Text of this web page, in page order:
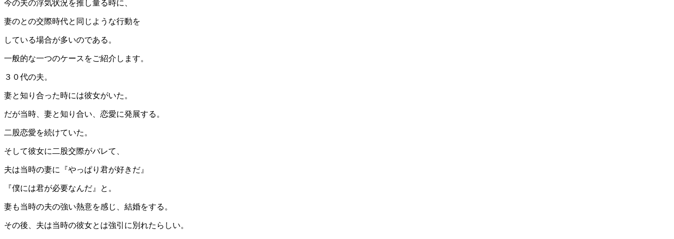
今の夫の浮気状況を推し量る時に、
妻のとの交際時代と同じような行動を
している場合が多いのである。
一般的な一つのケースをご紹介します。
３０代の夫。
妻と知り合った時には彼女がいた。
だが当時、妻と知り合い、恋愛に発展する。
二股恋愛を続けていた。
そして彼女に二股交際がバレて、
夫は当時の妻に『やっぱり君が好きだ』
『僕には君が必要なんだ』と。
妻も当時の夫の強い熱意を感じ、結婚をする。
その後、夫は当時の彼女とは強引に別れたらしい。